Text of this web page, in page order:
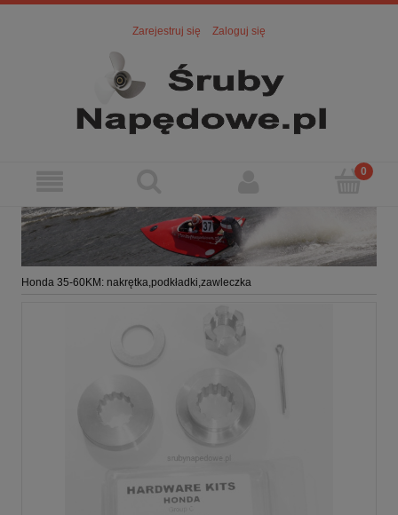
Zarejestruj się Zaloguj się
Honda 35-60KM: nakrętka,podkładki,zawleczka